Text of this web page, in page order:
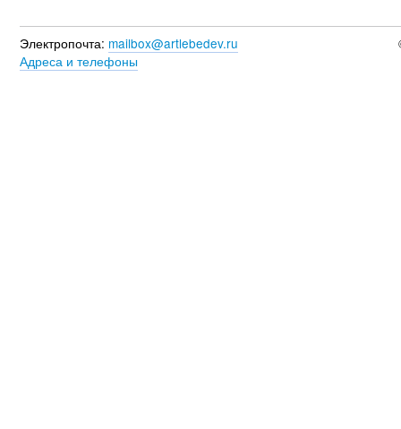
Электропочта: mailbox@artlebedev.ru
Адреса и телефоны